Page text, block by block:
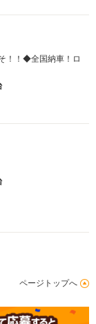
！！◆全国納車！ロ
ページトップへ